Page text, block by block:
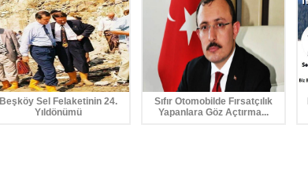
Beşköy Sel Felaketinin 24.
Yıldönümü
Sıfır Otomobilde Fırsatçılık
Yapanlara Göz Açtırma...